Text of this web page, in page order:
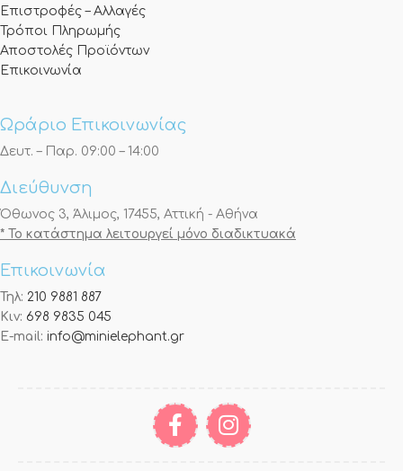
Επιστροφές – Αλλαγές
Τρόποι Πληρωμής
Αποστολές Προϊόντων
Επικοινωνία
Ωράριο Επικοινωνίας
Δευτ. – Παρ. 09:00 – 14:00
Διεύθυνση
Όθωνος 3, Άλιμος, 17455, Αττική - Αθήνα
* Το κατάστημα λειτουργεί μόνο διαδικτυακά
Επικοινωνία
Τηλ: 210 9881 887
Κιν: 698 9835 045
E-mail: info@minielephant.gr